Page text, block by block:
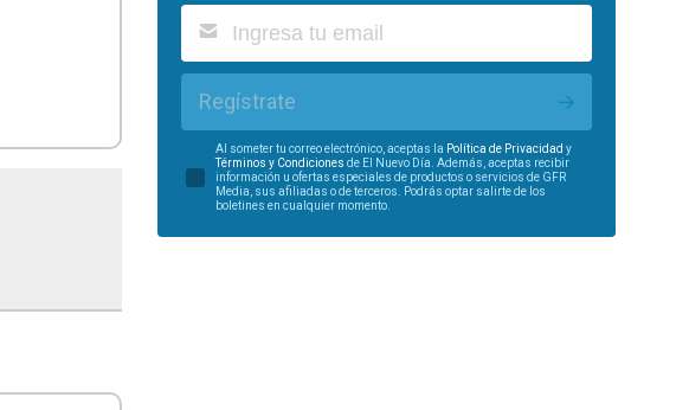
Regístrate
Al someter tu correo electrónico, aceptas la Política de Privacidad y
Términos y Condiciones de El Nuevo Día. Además, aceptas recibir
información u ofertas especiales de productos o servicios de GFR
Media, sus afiliadas o de terceros. Podrás optar salirte de los
boletines en cualquier momento.